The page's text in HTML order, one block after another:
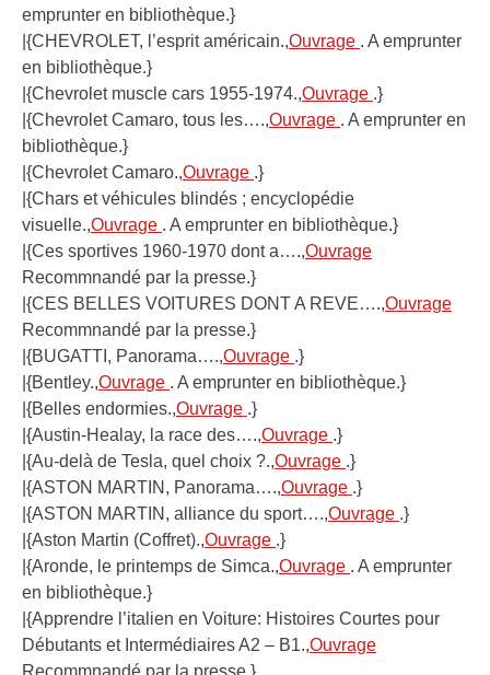
emprunter en bibliothèque.}
|{CHEVROLET, l’esprit américain.,Ouvrage . A emprunter
en bibliothèque.}
|{Chevrolet muscle cars 1955-1974.,Ouvrage .}
|{Chevrolet Camaro, tous les….,Ouvrage . A emprunter en
bibliothèque.}
|{Chevrolet Camaro.,Ouvrage .}
|{Chars et véhicules blindés ; encyclopédie
visuelle.,Ouvrage . A emprunter en bibliothèque.}
|{Ces sportives 1960-1970 dont a….,Ouvrage
Recommnandé par la presse.}
|{CES BELLES VOITURES DONT A REVE….,Ouvrage
Recommnandé par la presse.}
|{BUGATTI, Panorama….,Ouvrage .}
|{Bentley.,Ouvrage . A emprunter en bibliothèque.}
|{Belles endormies.,Ouvrage .}
|{Austin-Healay, la race des….,Ouvrage .}
|{Au-delà de Tesla, quel choix ?.,Ouvrage .}
|{ASTON MARTIN, Panorama….,Ouvrage .}
|{ASTON MARTIN, alliance du sport….,Ouvrage .}
|{Aston Martin (Coffret).,Ouvrage .}
|{Aronde, le printemps de Simca.,Ouvrage . A emprunter
en bibliothèque.}
|{Apprendre l’italien en Voiture: Histoires Courtes pour
Débutants et Intermédiaires A2 – B1.,Ouvrage
Recommnandé par la presse.}